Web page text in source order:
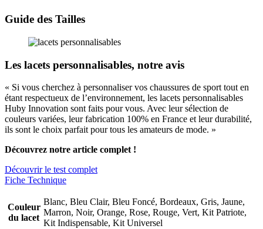
Guide des Tailles
Les lacets personnalisables, notre avis
« Si vous cherchez à personnaliser vos chaussures de sport tout en
étant respectueux de l’environnement, les lacets personnalisables
Huby Innovation sont faits pour vous. Avec leur sélection de
couleurs variées, leur fabrication 100% en France et leur durabilité,
ils sont le choix parfait pour tous les amateurs de mode. »
Découvrez notre article complet !
Découvrir le test complet
Fiche Technique
Couleur
du lacet
Blanc, Bleu Clair, Bleu Foncé, Bordeaux, Gris, Jaune,
Marron, Noir, Orange, Rose, Rouge, Vert, Kit Patriote,
Kit Indispensable, Kit Universel